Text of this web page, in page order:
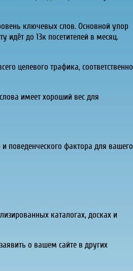
ключевых слов. Основной упор
идёт до 13к посетителей в месяц.
целевого трафика, соответственно
имеет хороший вес для
поведенческого фактора для вашего
каталогах, досках и
о вашем сайте в других